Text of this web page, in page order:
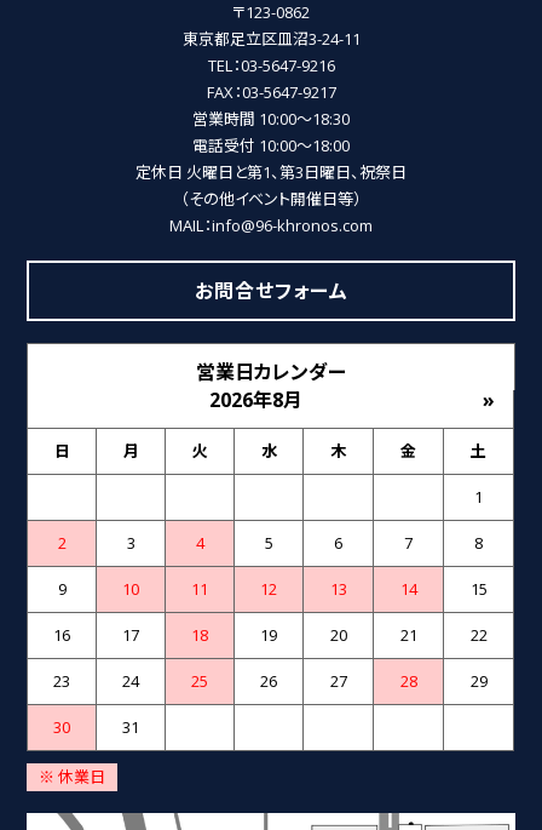
〒123-0862
東京都足立区皿沼3-24-11
TEL：03-5647-9216
FAX：03-5647-9217
営業時間 10:00～18:30
電話受付 10:00～18:00
定休日 火曜日と第1、第3日曜日、祝祭日
（その他イベント開催日等）
MAIL：info@96-khronos.com
お問合せフォーム
営業日カレンダー
2026年8月
»
日 月 火 水 木 金 土
1
2 3 4 5 6 7 8
9 10 11 12 13 14 15
16 17 18 19 20 21 22
23 24 25 26 27 28 29
30 31
※ 休業日